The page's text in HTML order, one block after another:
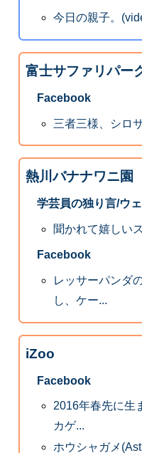
今日の親子。
富士サファリパー
Facebook
三者三様、シロ
熱川バナナワニ園
学芸員の独り言/ウ
聞かれて嬉しい
Facebook
レッサーパンダ
し、ケー...
iZoo
Facebook
2016年春先に生
カゲ...
ホウシャガメ